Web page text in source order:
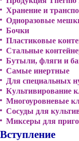
Хранение и
Одноразовые
Бочки
Пластиковые
Стальные
Бутыли, фляги и
Самые инертные
Для специальных
Культивирование
Многоуровневые
Сосуды для
Миксеры для
Вступление